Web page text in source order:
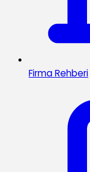
Firma Rehberi